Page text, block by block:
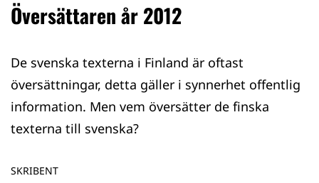
Översättaren år 2012
De svenska texterna i Finland är oftast
översättningar, detta gäller i synnerhet offentlig
information. Men vem översätter de finska
texterna till svenska?
SKRIBENT